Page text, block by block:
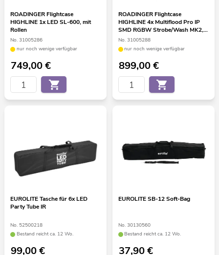
ROADINGER Flightcase
HIGHLINE 1x LED SL-600, mit
Rollen
No. 31005286
nur noch wenige verfügbar
749,00€
ROADINGER Flightcase
HIGHLINE 4x Multiflood Pro IP
SMD RGBW Strobe/Wash MK2,
mit Rollen
No. 31005288
nur noch wenige verfügbar
899,00€
EUROLITE Tasche für 6x LED
Party Tube IR
No. 52500218
Bestand reicht ca. 12 Wo.
99,00€
EUROLITE SB-12 Soft-Bag
No. 30130560
Bestand reicht ca. 12 Wo.
37,90€